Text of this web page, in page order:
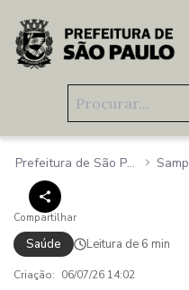
Pular para o Conteúdo
Prefeitura de São Paulo
Compartilhar
Saúde Leitura de 6 min
Criação: 06/07/26 14:02